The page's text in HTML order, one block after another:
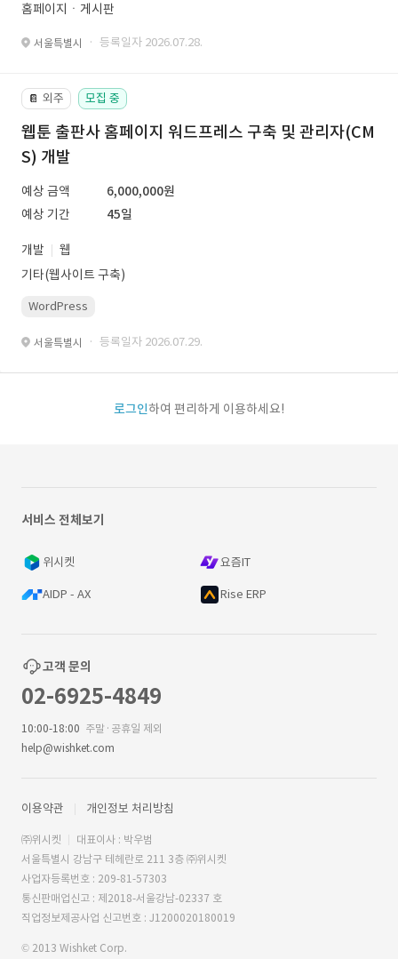
홈페이지ㆍ게시판
서울특별시 · 등록일자 2026.07.28.
📔 외주 모집 중
웹툰 출판사 홈페이지 워드프레스 구축 및 관리자(CM
S) 개발
예상 금액
6,000,000원
예상 기간
45일
개발
웹
기타(웹사이트 구축)
WordPress
서울특별시 · 등록일자 2026.07.29.
로그인하여 편리하게 이용하세요!
서비스 전체보기
위시켓 요즘IT
AIDP - AX Rise ERP
고객 문의
02-6925-4849
10:00-18:00 주말·공휴일 제외
help@wishket.com
이용약관 개인정보 처리방침
㈜위시켓
대표이사 : 박우범
서울특별시 강남구 테헤란로 211 3층 ㈜위시켓
사업자등록번호 : 209-81-57303
통신판매업신고 : 제2018-서울강남-02337 호
직업정보제공사업 신고번호 : J1200020180019
© 2013 Wishket Corp.